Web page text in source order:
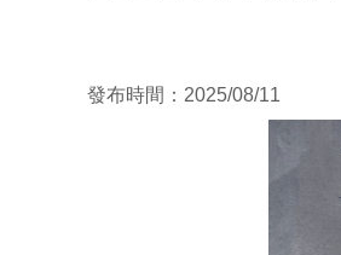
發布時間：2025/08/11